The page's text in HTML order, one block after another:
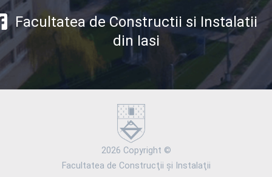
Facultatea de Constructii si Instalatii
din Iasi
2026 Copyright ©
Facultatea de Construcţii şi Instalaţii